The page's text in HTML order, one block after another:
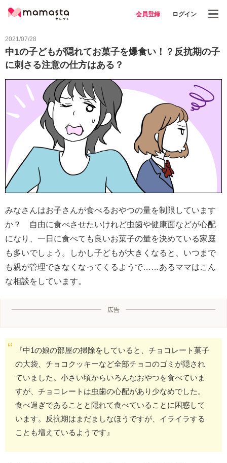
会員登録 ログイン
2021/07/28
中1の子どもが隠れてお菓子を爆食い！？反抗期の子
に刺さる注意の仕方はある？
みなさんはお子さんが食べるおやつの量を制限しています
か？ 自由に食べさせたいけれど虫歯や健康面などが心配
になり、一日に食べても良いお菓子の量を決めている家庭
も多いでしょう。しかし子どもが大きくなると、いつまで
も親が管理できなくなってくるようで……あるママはこん
な相談をしています。
広告
『中1の娘の部屋の掃除をしていると、チョコレート菓子
の大袋、チョコクッキーなど全部チョコのゴミが隠され
ていました。小さい頃からいろんなおやつを食べていま
すが、チョコレートは虫歯の心配があり少なめでした。
食べ過ぎであることと隠れて食べていることに困惑して
います。反抗期はまだましなほうですが、イライラする
ことも増えているようです』